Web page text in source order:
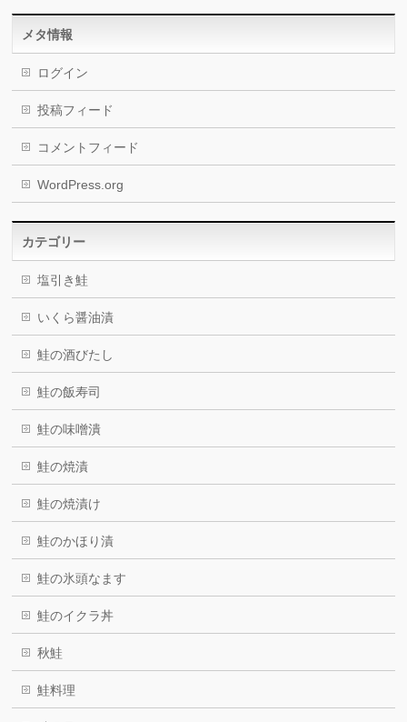
メタ情報
ログイン
投稿フィード
コメントフィード
WordPress.org
カテゴリー
塩引き鮭
いくら醤油漬
鮭の酒びたし
鮭の飯寿司
鮭の味噌潰
鮭の焼漬
鮭の焼漬け
鮭のかほり漬
鮭の氷頭なます
鮭のイクラ丼
秋鮭
鮭料理